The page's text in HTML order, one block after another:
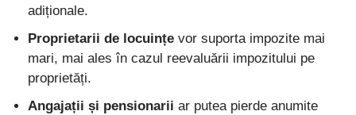
adiționale.
Proprietarii de locuințe vor suporta impozite mai
mari, mai ales în cazul reevaluării impozitului pe
proprietăți.
Angajații și pensionarii ar putea pierde anumite